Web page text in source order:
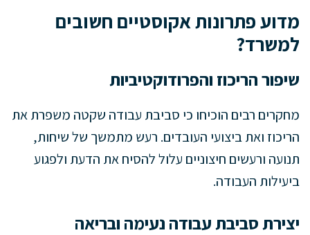
מדוע פתרונות אקוסטיים חשובים
למשרד?
שיפור הריכוז והפרודוקטיביות
מחקרים רבים הוכיחו כי סביבת עבודה שקטה משפרת את
הריכוז ואת ביצועי העובדים. רעש מתמשך של שיחות,
תנועה ורעשים חיצוניים עלול להסיח את הדעת ולפגוע
ביעילות העבודה.
יצירת סביבת עבודה נעימה ובריאה